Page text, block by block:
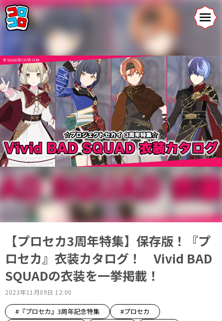
【プロセカ3周年特集】保存版！『プ
ロセカ』衣装カタログ！ Vivid BAD
SQUADの衣装を一挙掲載！
2023年11月09日 12:00
#『プロセカ』3周年記念特集
#プロセカ